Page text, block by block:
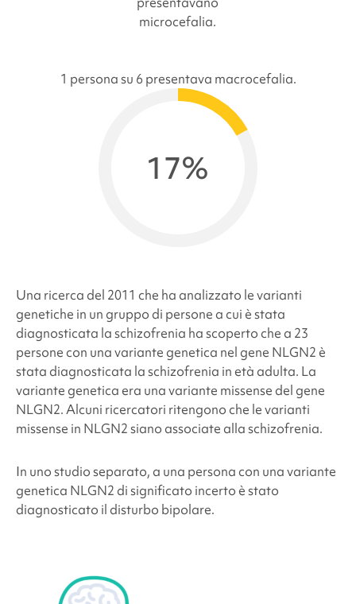
microcefalia.
17%
1 persona su 6 presentava macrocefalia.
Una ricerca del 2011 che ha analizzato le varianti
genetiche in un gruppo di persone a cui è stata
diagnosticata la schizofrenia ha scoperto che a 23
persone con una variante genetica nel gene NLGN2 è
stata diagnosticata la schizofrenia in età adulta. La
variante genetica era una variante missense del gene
NLGN2. Alcuni ricercatori ritengono che le varianti
missense in NLGN2 siano associate alla schizofrenia.
In uno studio separato, a una persona con una variante
genetica NLGN2 di significato incerto è stato
diagnosticato il disturbo bipolare.